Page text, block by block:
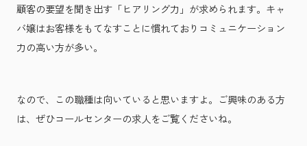
顧客の要望を聞き出す「ヒアリング力」が求められます。キャ
バ嬢はお客様をもてなすことに慣れておりコミュニケーション
力の高い方が多い。
なので、この職種は向いていると思いますよ。ご興味のある方
は、ぜひコールセンターの求人をご覧くださいね。